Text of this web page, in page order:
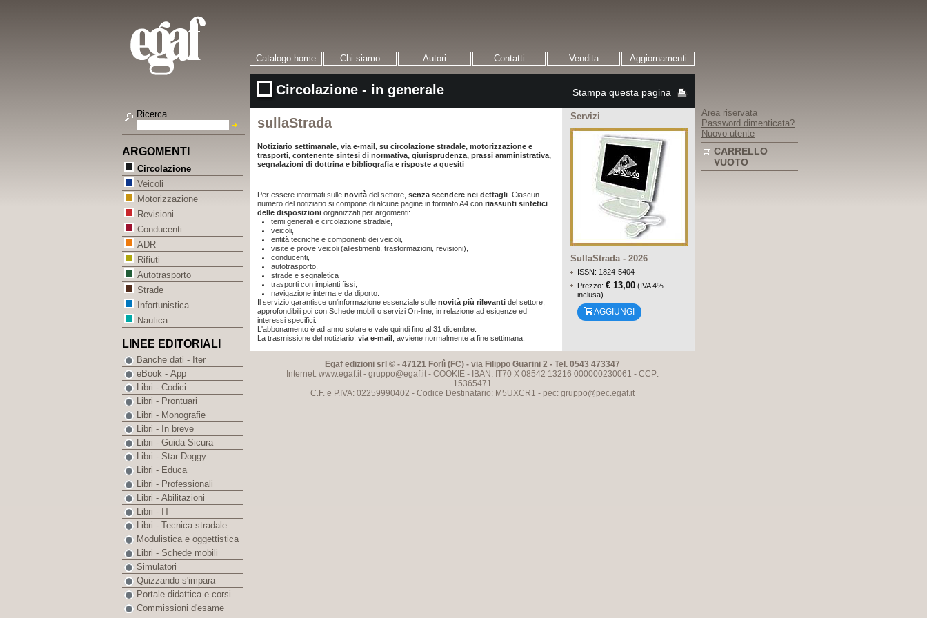
Catalogo home Chi siamo Autori Contatti Vendita Aggiornamenti
Circolazione - in generale Stampa questa pagina
sullaStrada
Notiziario settimanale, via e-mail, su circolazione stradale, motorizzazione e
trasporti, contenente sintesi di normativa, giurisprudenza, prassi amministrativa,
segnalazioni di dottrina e bibliografia e risposte a quesiti
Per essere informati sulle novità del settore, senza scendere nei dettagli . Ciascun
numero del notiziario si compone di alcune pagine in formato A4 con riassunti sintetici
delle disposizioni organizzati per argomenti:
temi generali e circolazione stradale,
veicoli,
entità tecniche e componenti dei veicoli,
visite e prove veicoli (allestimenti, trasformazioni, revisioni),
conducenti,
autotrasporto,
strade e segnaletica
trasporti con impianti fissi,
navigazione interna e da diporto.
Il servizio garantisce un'informazione essenziale sulle novità più rilevanti del settore,
approfondibili poi con Schede mobili o servizi On-line, in relazione ad esigenze ed
interessi specifici.
L'abbonamento è ad anno solare e vale quindi fino al 31 dicembre.
La trasmissione del notiziario, via e-mail , avviene normalmente a fine settimana.
Servizi
SullaStrada - 2026
ISSN: 1824-5404
Prezzo: € 13,00 (IVA 4%
inclusa)
AGGIUNGI
Egaf edizioni srl © - 47121 Forlì (FC) - via Filippo Guarini 2 - Tel. 0543 473347
Internet: www.egaf.it - gruppo@egaf.it- COOKIE- IBAN: IT70 X 08542 13216 000000230061 - CCP:
15365471
C.F. e P.IVA: 02259990402 - Codice Destinatario: M5UXCR1 - pec: gruppo@pec.egaf.it
Ricerca
ARGOMENTI
Circolazione
Veicoli
Motorizzazione
Revisioni
Conducenti
ADR
Rifiuti
Autotrasporto
Strade
Infortunistica
Nautica
LINEE EDITORIALI
Banche dati - Iter
eBook - App
Libri - Codici
Libri - Prontuari
Libri - Monografie
Libri - In breve
Libri - Guida Sicura
Libri - Star Doggy
Libri - Educa
Libri - Professionali
Libri - Abilitazioni
Libri - IT
Libri - Tecnica stradale
Modulistica e oggettistica
Libri - Schede mobili
Simulatori
Quizzando s'impara
Portale didattica e corsi
Commissioni d'esame
Area riservata
Password dimenticata?
Nuovo utente
CARRELLO
VUOTO